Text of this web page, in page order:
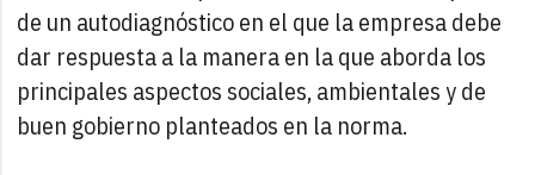
de un autodiagnóstico en el que la empresa debe
dar respuesta a la manera en la que aborda los
principales aspectos sociales, ambientales y de
buen gobierno planteados en la norma.